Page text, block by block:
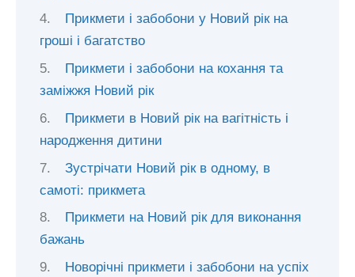
Прикмети і забобони у Новий рік на
гроші і багатство
Прикмети і забобони на кохання та
заміжжя Новий рік
Прикмети в Новий рік на вагітність і
народження дитини
Зустрічати Новий рік в одному, в
самоті: прикмета
Прикмети на Новий рік для виконання
бажань
Новорічні прикмети і забобони на успіх